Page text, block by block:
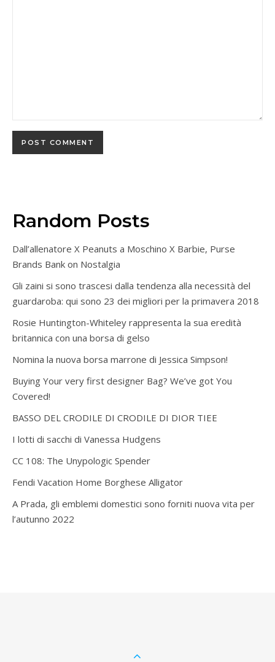
Random Posts
Dall’allenatore X Peanuts a Moschino X Barbie, Purse
Brands Bank on Nostalgia
Gli zaini si sono trascesi dalla tendenza alla necessità del
guardaroba: qui sono 23 dei migliori per la primavera 2018
Rosie Huntington-Whiteley rappresenta la sua eredità
britannica con una borsa di gelso
Nomina la nuova borsa marrone di Jessica Simpson!
Buying Your very first designer Bag? We’ve got You
Covered!
BASSO DEL CRODILE DI CRODILE DI DIOR TIEE
I lotti di sacchi di Vanessa Hudgens
CC 108: The Unypologic Spender
Fendi Vacation Home Borghese Alligator
A Prada, gli emblemi domestici sono forniti nuova vita per
l’autunno 2022